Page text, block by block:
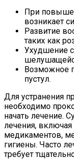
При
возникает
Развитие
таких как
Ухудшение
Возможное
пустул.
Для устранения
необходимо
начать лечение.
лечения,
медикаментов,
гигиены. Часто
требует